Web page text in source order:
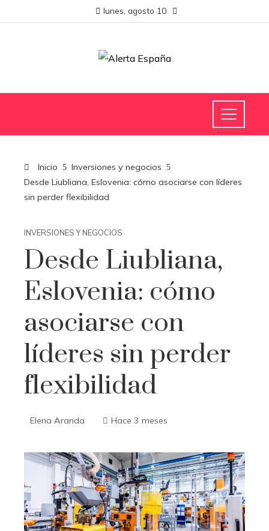
lunes, agosto 10
Inicio
Inversiones y negocios
Desde Liubliana, Eslovenia: cómo asociarse con líderes
sin perder flexibilidad
INVERSIONES Y NEGOCIOS
Desde Liubliana,
Eslovenia: cómo
asociarse con
líderes sin perder
flexibilidad
Elena Aranda Hace 3 meses